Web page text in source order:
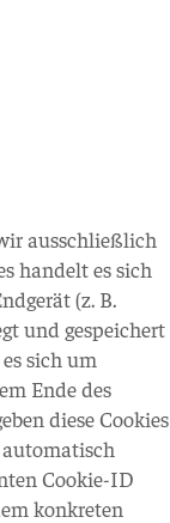
ausschließlich
handelt es sich
(z. B.
und gespeichert
sich um
Ende des
diese Cookies
Cookie-ID
konkreten